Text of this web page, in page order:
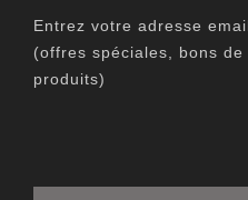
Entrez votre adresse
(offres spéciales, bons
produits)